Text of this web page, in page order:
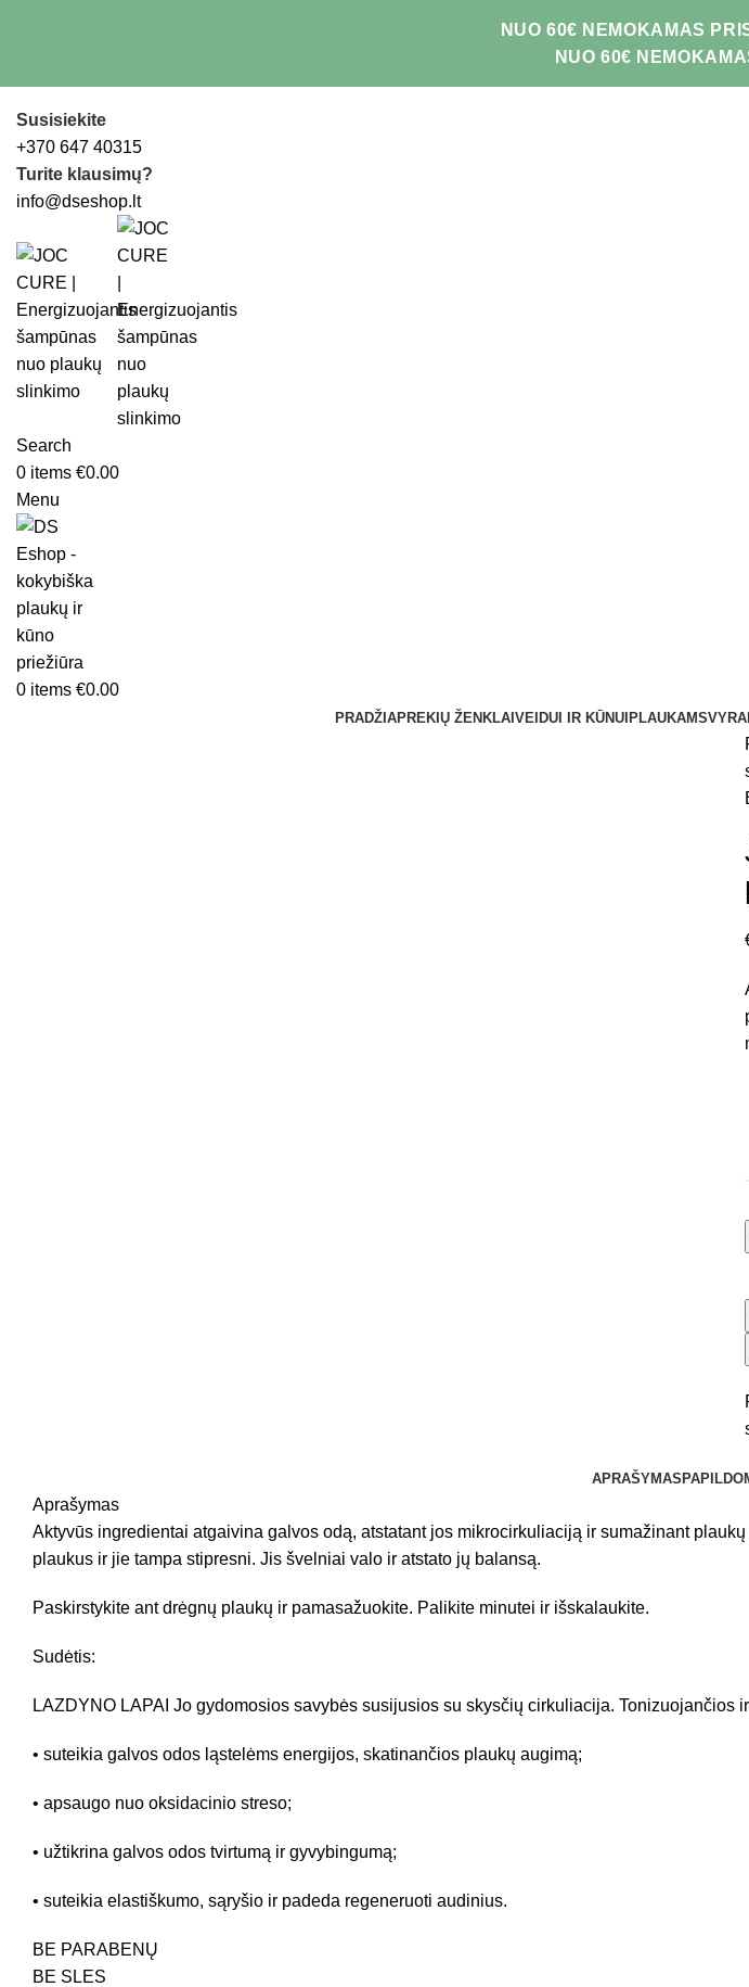
NUO 60€ NEMOKAMAS
NUO 60€
Susisiekite
+370 647 40315
Turite klausimų?
info@dseshop.lt
Search
0 items €0.00
Menu
0 items €0.00
PRADŽIAPREKIŲ ŽENKLAI VEIDUI IR KŪNUI PLAUKAMS
APRAŠYMAS
Aprašymas
Aktyvūs ingredientai atgaivina galvos odą, atstatant jos mikrocirkuliaciją ir sumažinant
plaukus ir jie tampa stipresni. Jis švelniai valo ir atstato jų balansą.
Paskirstykite ant drėgnų plaukų ir pamasažuokite. Palikite minutei ir išskalaukite.
Sudėtis:
LAZDYNO LAPAI Jo gydomosios savybės susijusios su skysčių cirkuliacija. Tonizuojančios
• suteikia galvos odos ląstelėms energijos, skatinančios plaukų augimą;
• apsaugo nuo oksidacinio streso;
• užtikrina galvos odos tvirtumą ir gyvybingumą;
• suteikia elastiškumo, sąryšio ir padeda regeneruoti audinius.
BE PARABENŲ
BE SLES